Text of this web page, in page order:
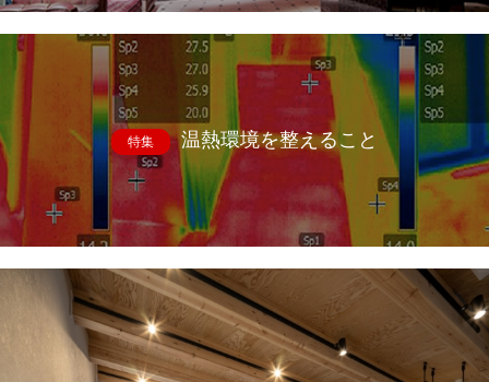
特集 温熱環境を整えること